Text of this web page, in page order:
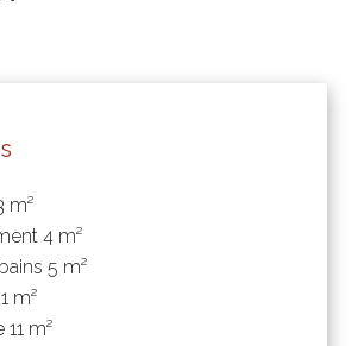
m²
4 m²
5 m²
1 m²
11 m²